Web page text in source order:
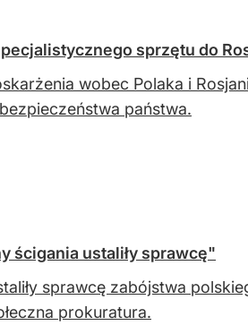
sprzętu do
wobec Polaka i
państwa.
ścigania ustaliły sprawcę"
sprawcę zabójstwa
prokuratura.